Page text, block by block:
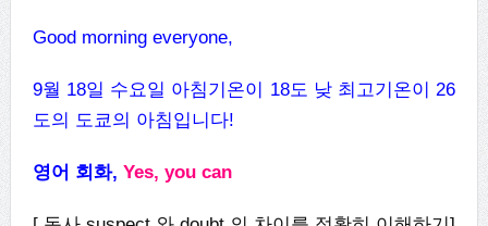
Good morning everyone,
9월 18일 수요일 아침기온이 18도 낮 최고기온이 26
도의 도쿄의 아침입니다!
영어 회화, Yes, you can